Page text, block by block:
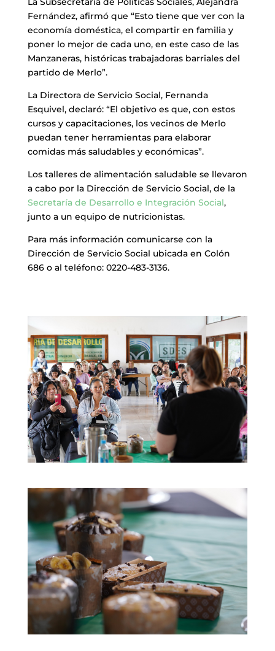
Fernández, afirmó que “Esto tiene que ver con la
economía doméstica, el compartir en familia y
poner lo mejor de cada uno, en este caso de las
Manzaneras, históricas trabajadoras barriales del
partido de Merlo”.
La Directora de Servicio Social, Fernanda
Esquivel, declaró: “El objetivo es que, con estos
cursos y capacitaciones, los vecinos de Merlo
puedan tener herramientas para elaborar
comidas más saludables y económicas”.
Los talleres de alimentación saludable se llevaron
a cabo por la Dirección de Servicio Social, de la
Secretaría de Desarrollo e Integración Social,
junto a un equipo de nutricionistas.
Para más información comunicarse con la
Dirección de Servicio Social ubicada en Colón
686 o al teléfono: 0220-483-3136.